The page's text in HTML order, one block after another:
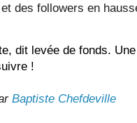
des followers en
dit levée de fonds.
!
Baptiste Chefdeville